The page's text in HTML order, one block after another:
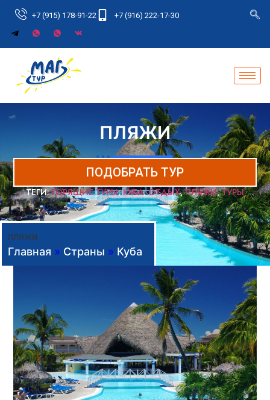
+7 (915) 178-91-22 +7 (916) 222-17-30
ПЛЯЖИ
ПОДОБРАТЬ ТУР
ТЕГИ:ГОРЯЩИЕ ТУРЫ,КУБА,ОТДЫХ,ПЛЯЖИ,ТУРЫ
пляжи
Главная » Страны » Куба